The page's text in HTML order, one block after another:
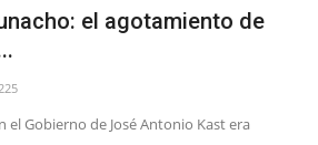
el agotamiento de
225
el Gobierno de José Antonio Kast era